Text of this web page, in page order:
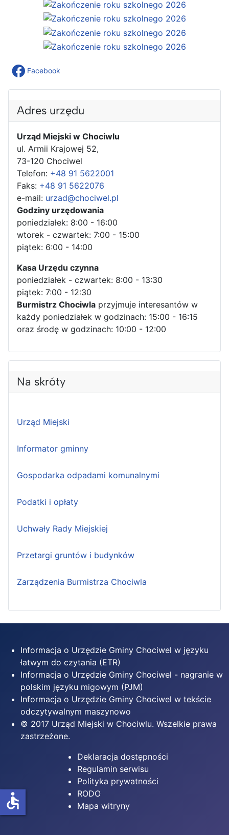
Facebook
Adres urzędu
Urząd Miejski w Chociwlu
ul. Armii Krajowej 52,
73-120 Chociwel
Telefon: +48 91 5622001
Faks: +48 91 5622076
e-mail: urzad@chociwel.pl
Godziny urzędowania
poniedziałek: 8:00 - 16:00
wtorek - czwartek: 7:00 - 15:00
piątek: 6:00 - 14:00
Kasa Urzędu czynna
poniedziałek - czwartek: 8:00 - 13:30
piątek: 7:00 - 12:30
Burmistrz Chociwla przyjmuje interesantów w
każdy poniedziałek w godzinach: 15:00 - 16:15
oraz środę w godzinach: 10:00 - 12:00
Na skróty
Urząd Miejski
Informator gminny
Gospodarka odpadami komunalnymi
Podatki i opłaty
Uchwały Rady Miejskiej
Przetargi gruntów i budynków
Zarządzenia Burmistrza Chociwla
Informacja o Urzędzie Gminy Chociwel w języku
łatwym do czytania (ETR)
Informacja o Urzędzie Gminy Chociwel - nagranie w
polskim języku migowym (PJM)
Informacja o Urzędzie Gminy Chociwel w tekście
odczytywalnym maszynowo
© 2017 Urząd Miejski w Chociwlu. Wszelkie prawa
zastrzeżone.
Deklaracja dostępności
Regulamin serwisu
Polityka prywatności
RODO
Mapa witryny
accessible